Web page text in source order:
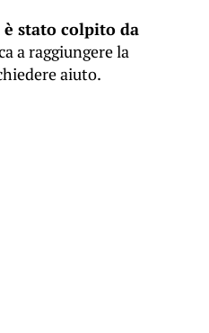
stato colpito da
a raggiungere la
aiuto.